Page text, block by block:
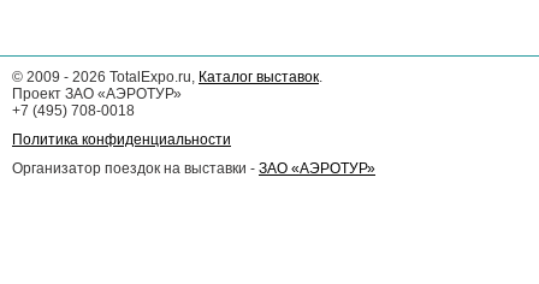
© 2009 - 2026 TotalExpo.ru, Каталог выставок.
Проект ЗАО «АЭРОТУР»
+7 (495) 708-0018
Политика конфиденциальности
Организатор поездок на выставки - ЗАО «АЭРОТУР»